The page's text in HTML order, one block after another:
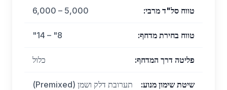
טווח סל"ד מרבי:
5,000 – 6,000
טווח בחירת מדחף:
8" – 14"
פליטה דרך המדחף: כלול
שיטת שימון מנוע: תערובת דלק ושמן (Premixed)